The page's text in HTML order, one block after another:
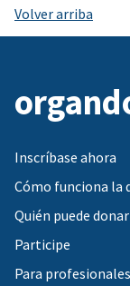
Volver arriba
Inscríbase ahora
Cómo funciona la
Quién puede donar
Participe
Para profesionales